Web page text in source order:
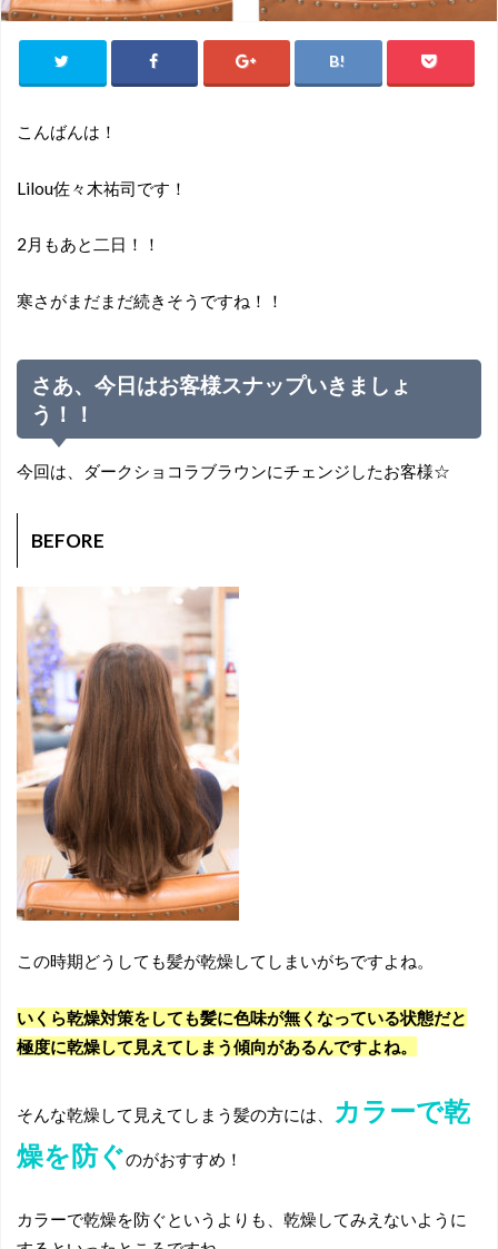
こんばんは！
Lilou佐々木祐司です！
2月もあと二日！！
寒さがまだまだ続きそうですね！！
さあ、今日はお客様スナップいきましょ
う！！
今回は、ダークショコラブラウンにチェンジしたお客様☆
BEFORE
この時期どうしても髪が乾燥してしまいがちですよね。
いくら乾燥対策をしても髪に色味が無くなっている状態だと
極度に乾燥して見えてしまう傾向があるんですよね。
そんな乾燥して見えてしまう髪の方には、
カラーで乾
燥を防ぐのがおすすめ！
カラーで乾燥を防ぐというよりも、乾燥してみえないように